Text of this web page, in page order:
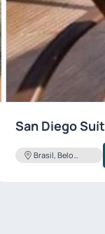
San Diego
Brasil, Belo